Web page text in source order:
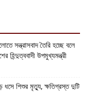
সন্ত্রাসবাদ তৈরি হচ্ছে বলে
উপমুখ্যমন্ত্রী
ধসে শিশুর মৃত্যু, ক্ষতিগ্রস্ত দুটি